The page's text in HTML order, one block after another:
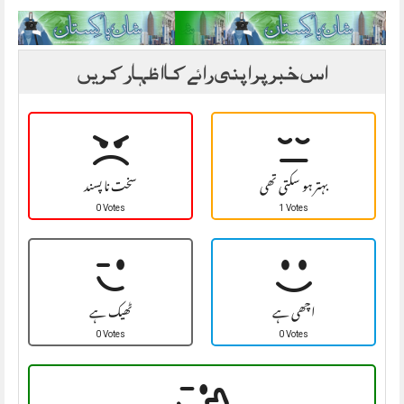
اس خبر پر اپنی رائے کا اظہار کریں
سخت نا پسند
0 Votes بہتر ہو سکتی تھی
1 Votes
ٹھیک ہے
0 Votes اچھی ہے
0 Votes